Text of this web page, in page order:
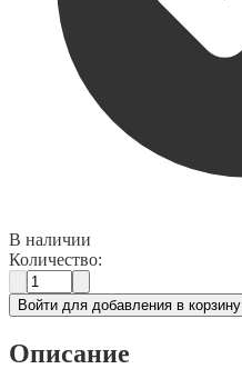
В наличии
Количество:
Войти для добавления в корзину
Описание